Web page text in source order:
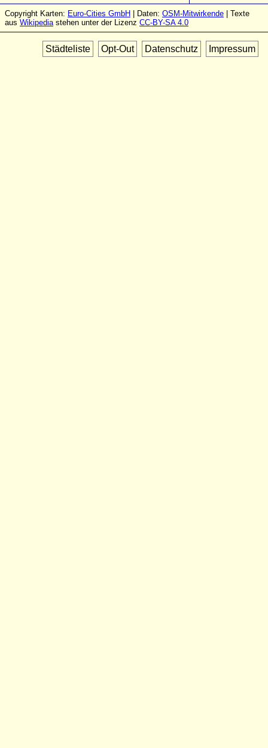
Copyright Karten: Euro-Cities GmbH | Daten: OSM-Mitwirkende | Texte
aus Wikipediastehen unter der Lizenz CC-BY-SA 4.0
Städteliste Opt-Out Datenschutz Impressum